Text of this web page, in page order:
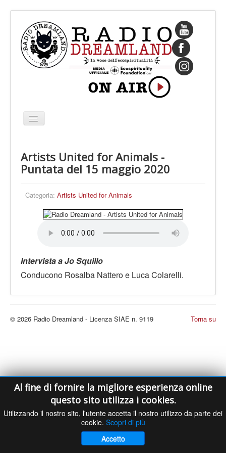
Cambia
navigazione
CHI SIAMO
IL FONDATORE
PROGRAMMI
PALINSESTO
LE VOCI
EVENTI
PRESS
CONTATTI
Artists United for Animals -
Puntata del 15 maggio 2020
Categoria: Artists United for Animals
Intervista a Jo Squillo
Conducono Rosalba Nattero e Luca Colarelli.
Al fine di fornire la migliore esperienza online
questo sito utilizza i cookies.
Utilizzando il nostro sito, l'utente accetta il nostro utilizzo da parte dei
cookie. Scopri di più
Accetto
Torna su
© 2026 Radio Dreamland - Licenza SIAE n. 9119